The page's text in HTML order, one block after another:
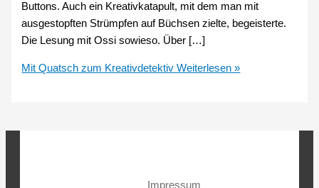
Buttons. Auch ein Kreativkatapult, mit dem man mit
ausgestopften Strümpfen auf Büchsen zielte, begeisterte.
Die Lesung mit Ossi sowieso. Über […]
Mit Quatsch zum Kreativdetektiv Weiterlesen »
Impressum